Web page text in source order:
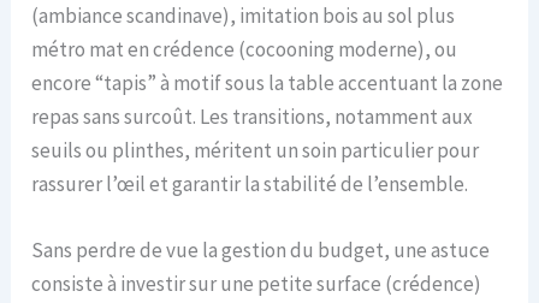
(ambiance scandinave), imitation bois au sol plus
métro mat en crédence (cocooning moderne), ou
encore “tapis” à motif sous la table accentuant la zone
repas sans surcoût. Les transitions, notamment aux
seuils ou plinthes, méritent un soin particulier pour
rassurer l’œil et garantir la stabilité de l’ensemble.
Sans perdre de vue la gestion du budget, une astuce
consiste à investir sur une petite surface (crédence)